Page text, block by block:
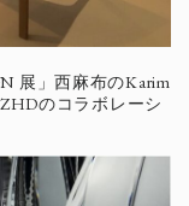
展」西麻布のKarim
のコラボレーシ